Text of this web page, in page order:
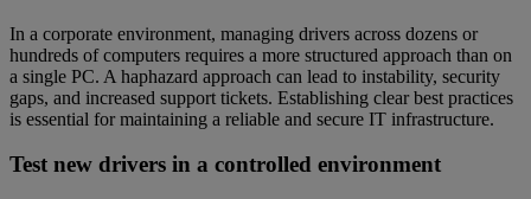
In a corporate environment, managing drivers across dozens or
hundreds of computers requires a more structured approach than on
a single PC. A haphazard approach can lead to instability, security
gaps, and increased support tickets. Establishing clear best practices
is essential for maintaining a reliable and secure IT infrastructure.
Test new drivers in a controlled environment